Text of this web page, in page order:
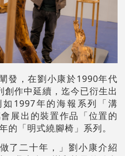
發，在劉小康於1990年代
創作中延續，迄今已衍生出
1997年的海報系列「溝
展出的裝置作品「位置的
「明式繞腳椅」系列。
了二十年，」劉小康介紹